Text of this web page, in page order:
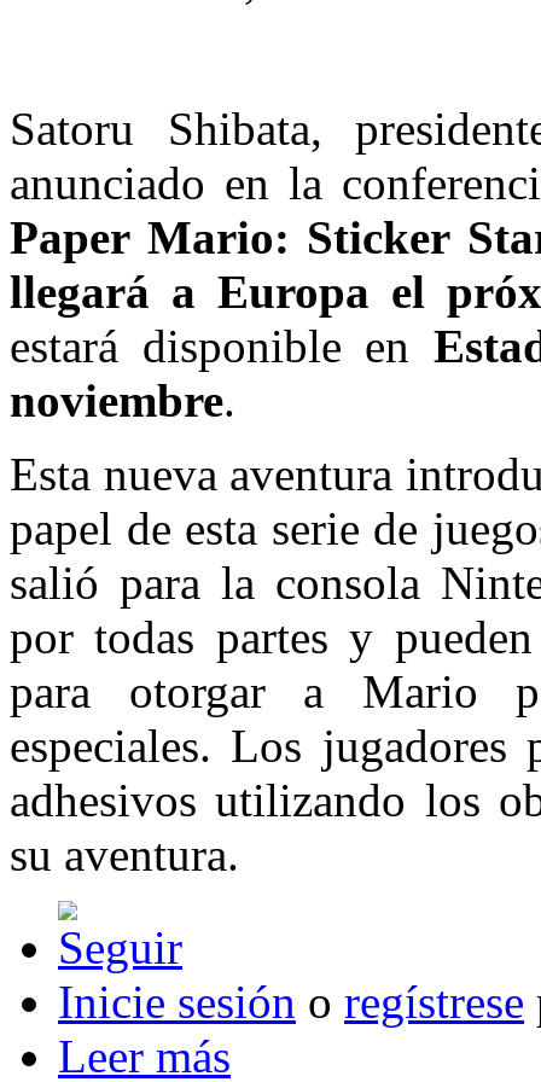
Satoru Shibata,
anunciado en la
Paper Mario: Sticker
llegará a Europa el
estará disponible en
noviembre.
Esta nueva aventura
papel de esta serie de
salió para la consola
por todas partes y
para otorgar a Mario
especiales. Los
adhesivos utilizando los
su aventura.
Inicie sesión o regístrese
Leer más